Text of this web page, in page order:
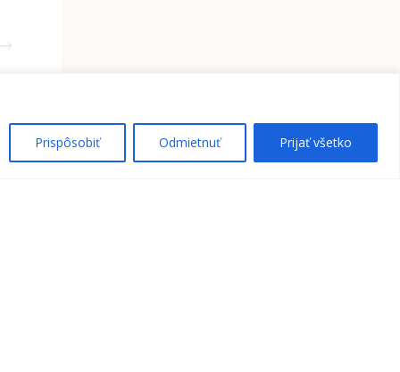
Prispôsobiť Odmietnuť Prijať všetko